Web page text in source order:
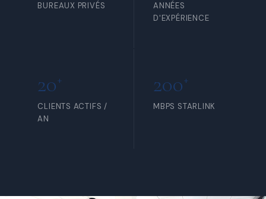
BUREAUX PRIVÉS
ANNÉES
D'EXPÉRIENCE
20+
CLIENTS ACTIFS /
AN
200+
MBPS STARLINK